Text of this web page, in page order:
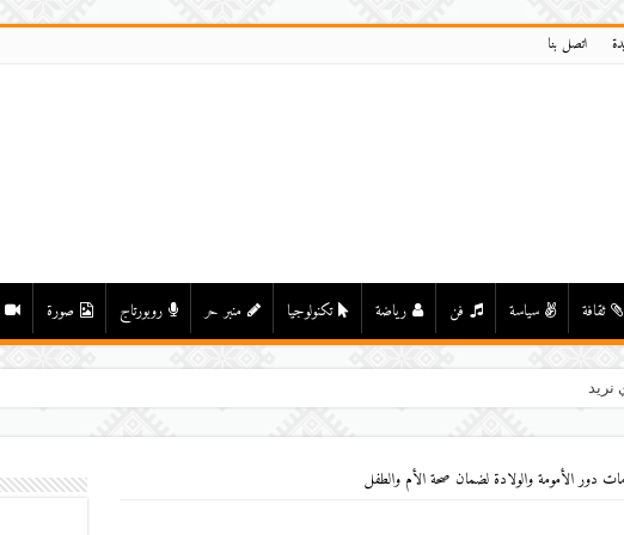
اتصل بنا
ثقافة سياسة فن رياضة تكنولوجيا منبر حر روبورتاج صورة
غرقاً في
دور الأمومة والولادة لضمان صحة الأم والطفل